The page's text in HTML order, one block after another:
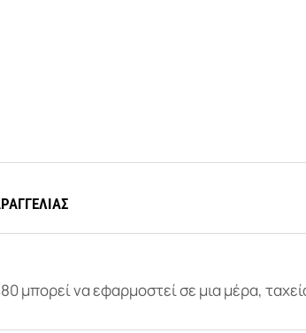
μπορεί να εφαρμοστεί σε μια μέρα,